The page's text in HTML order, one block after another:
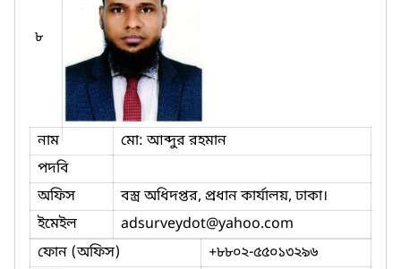
৮
নাম
মো: আব্দুর রহমান
পদবি
অফিস
বস্ত্র অধিদপ্তর, প্রধান কার্যালয়, ঢাকা।
ইমেইল
adsurveydot@yahoo.com
ফোন (অফিস)
+৮৮০২-৫৫০১৩২৯৬